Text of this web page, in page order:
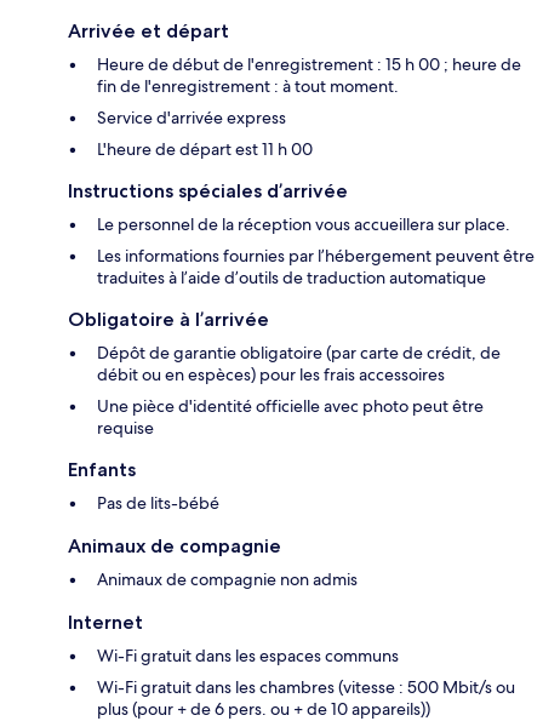
Arrivée et départ
Heure de début de l'enregistrement : 15 h 00 ; heure de
fin de l'enregistrement : à tout moment.
Service d'arrivée express
L'heure de départ est 11 h 00
Instructions spéciales d’arrivée
Le personnel de la réception vous accueillera sur place.
Les informations fournies par l’hébergement peuvent être
traduites à l’aide d’outils de traduction automatique
Obligatoire à l’arrivée
Dépôt de garantie obligatoire (par carte de crédit, de
débit ou en espèces) pour les frais accessoires
Une pièce d'identité officielle avec photo peut être
requise
Enfants
Pas de lits-bébé
Animaux de compagnie
Animaux de compagnie non admis
Internet
Wi-Fi gratuit dans les espaces communs
Wi-Fi gratuit dans les chambres (vitesse : 500 Mbit/s ou
plus (pour + de 6 pers. ou + de 10 appareils))